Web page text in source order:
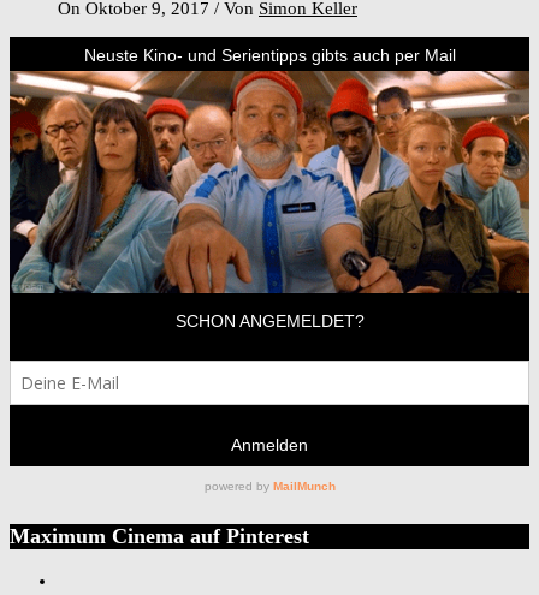
On Oktober 9, 2017 / Von Simon Keller
Maximum Cinema auf Pinterest